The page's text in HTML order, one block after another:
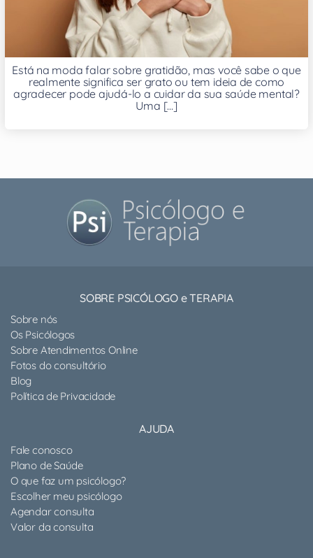
Está na moda falar sobre gratidão, mas você sabe o que
realmente significa ser grato ou tem ideia de como
agradecer pode ajudá-lo a cuidar da sua saúde mental?
Uma [...]
SOBRE PSICÓLOGO e TERAPIA
Sobre nós
Os Psicólogos
Sobre Atendimentos Online
Fotos do consultório
Blog
Política de Privacidade
AJUDA
Fale conosco
Plano de Saúde
O que faz um psicólogo?
Escolher meu psicólogo
Agendar consulta
Valor da consulta